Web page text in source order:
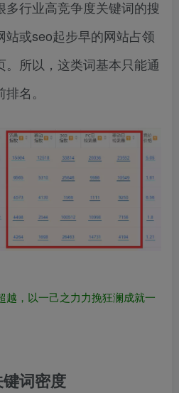
行业高竞争度关键词的搜
站或seo起步早的网站占领
所以，这类词基本只能通
名。
越，以一己之力力挽狂澜成就一
词密度